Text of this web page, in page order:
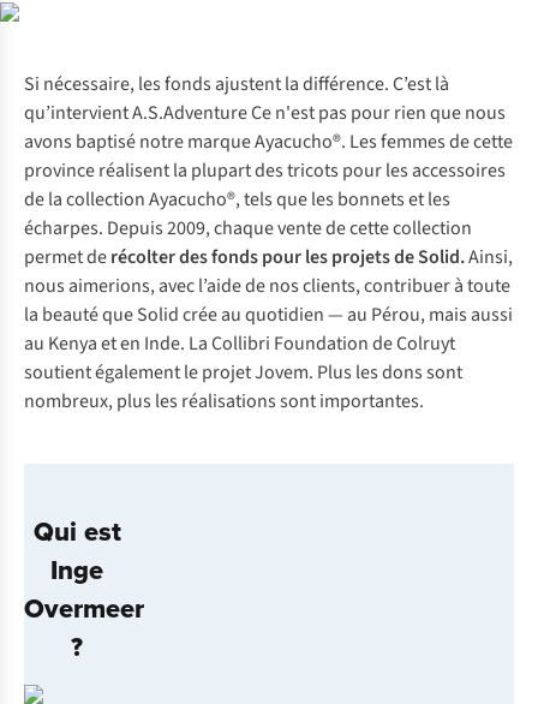
Si nécessaire, les fonds ajustent la différence. C’est là
qu’intervient A.S.Adventure Ce n'est pas pour rien que nous
avons baptisé notre marque Ayacucho®. Les femmes de cette
province réalisent la plupart des tricots pour les accessoires
de la collection Ayacucho®, tels que les bonnets et les
écharpes. Depuis 2009, chaque vente de cette collection
permet derécolter des fonds pour les projets de Solid.Ainsi,
nous aimerions, avec l’aide de nos clients, contribuer à toute
la beauté que Solid crée au quotidien — au Pérou, mais aussi
au Kenya et en Inde. La Collibri Foundation de Colruyt
soutient également le projet Jovem. Plus les dons sont
nombreux, plus les réalisations sont importantes.
Qui est
Inge
Overmeer
?